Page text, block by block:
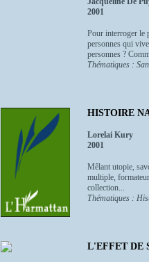
2001
Pour interroger le
personnes qui
personnes ?
Thématiques :
HISTOIRE
Lorelai Kury
2001
Mêlant utopie,
multiple,
collection...
Thématiques :
L'EFFET DE